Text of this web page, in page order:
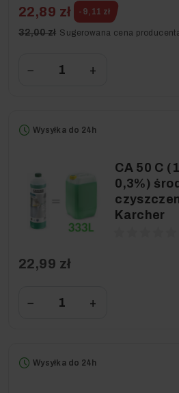
22,89 zł -9,11 zł
32,00 zł Sugerowana cena
− +
Wysyłka do 24h
CA 50 C
0,3%)
Karcher
22,99 zł
− +
Wysyłka do 24h